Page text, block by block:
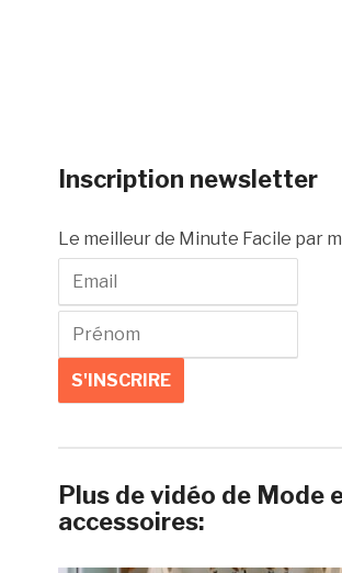
Inscription newsletter
Le meilleur de Minute Facile par
Plus de vidéo de Mode
accessoires: